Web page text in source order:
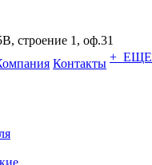
строение 1, оф.31
Контакты + ЕЩЕ